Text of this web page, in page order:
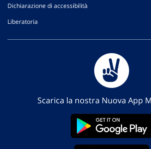
Dichiarazione di accessibilità
Liberatoria
Scarica la nostra Nuova App